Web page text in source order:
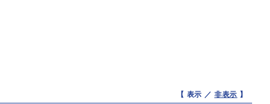
【 表示 ／ 非表示 】